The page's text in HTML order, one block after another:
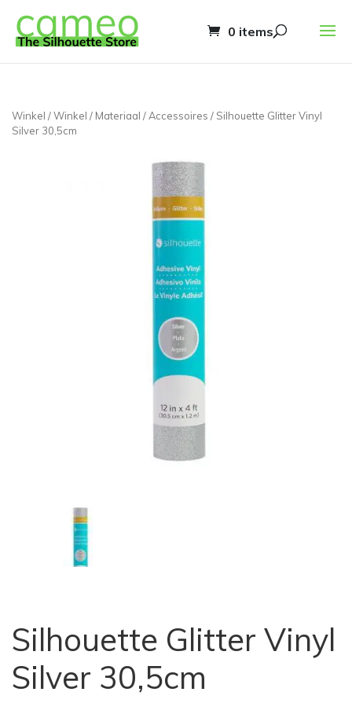
0 items
Winkel /Winkel / Materiaal / Accessoires / Silhouette Glitter Vinyl
Silver 30,5cm
Silhouette Glitter Vinyl
Silver 30,5cm